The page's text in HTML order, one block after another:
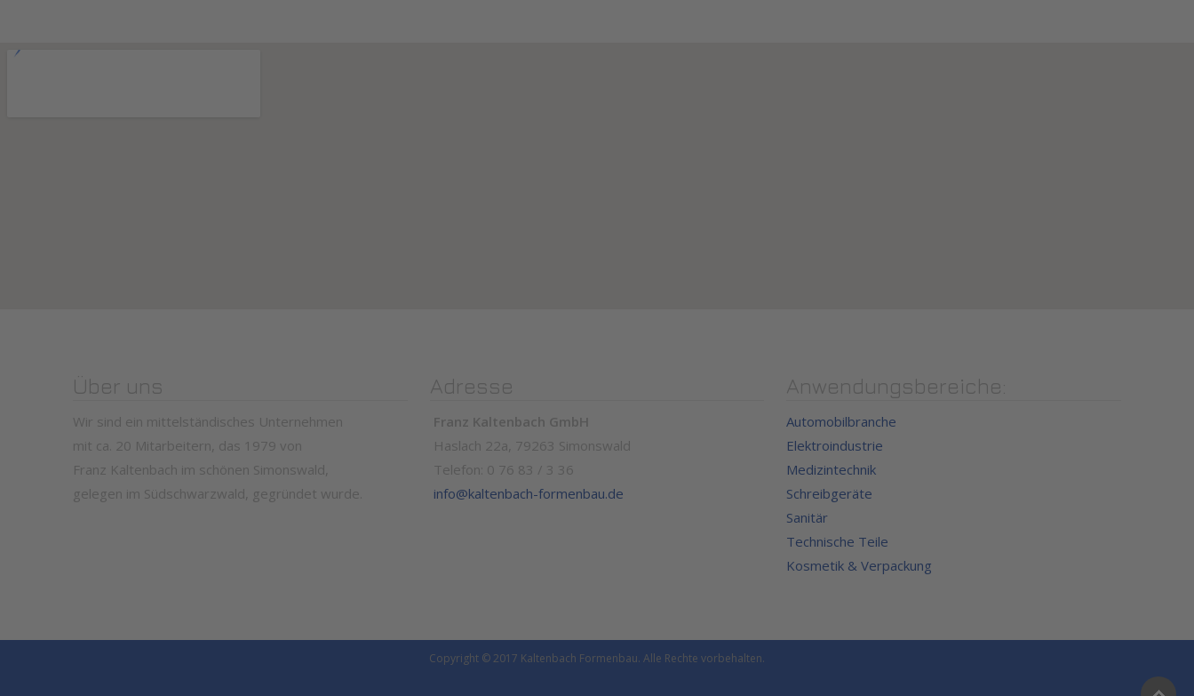
Über uns
Wir sind ein mittelständisches Unternehmen
mit ca. 20 Mitarbeitern, das 1979 von
Franz Kaltenbach im schönen Simonswald,
gelegen im Südschwarzwald, gegründet wurde.
Adresse
Franz Kaltenbach GmbH
Haslach 22a, 79263 Simonswald
Telefon: 0 76 83 / 3 36
info@kaltenbach-formenbau.de
Anwendungsbereiche:
Automobilbranche
Elektroindustrie
Medizintechnik
Schreibgeräte
Sanitär
Technische Teile
Kosmetik & Verpackung
Copyright © 2017 Kaltenbach Formenbau. Alle Rechte vorbehalten.